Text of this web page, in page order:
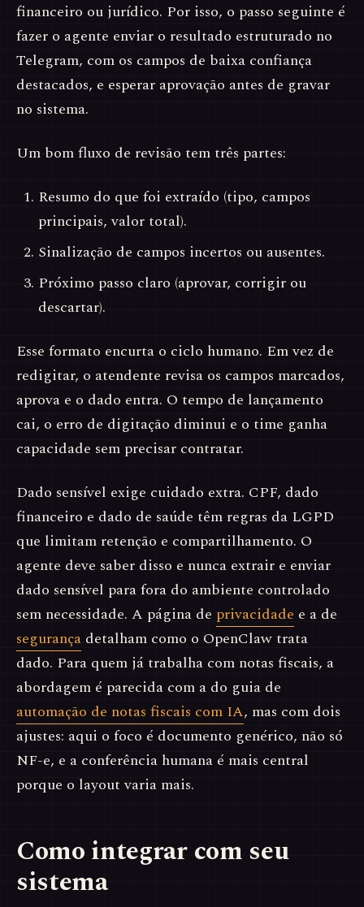
financeiro ou jurídico. Por isso, o passo seguinte é
fazer o agente enviar o resultado estruturado no
Telegram, com os campos de baixa confiança
destacados, e esperar aprovação antes de gravar
no sistema.
Um bom fluxo de revisão tem três partes:
Resumo do que foi extraído (tipo, campos
principais, valor total).
Sinalização de campos incertos ou ausentes.
Próximo passo claro (aprovar, corrigir ou
descartar).
Esse formato encurta o ciclo humano. Em vez de
redigitar, o atendente revisa os campos marcados,
aprova e o dado entra. O tempo de lançamento
cai, o erro de digitação diminui e o time ganha
capacidade sem precisar contratar.
Dado sensível exige cuidado extra. CPF, dado
financeiro e dado de saúde têm regras da LGPD
que limitam retenção e compartilhamento. O
agente deve saber disso e nunca extrair e enviar
dado sensível para fora do ambiente controlado
sem necessidade. A página de privacidade e a de
segurança detalham como o OpenClaw trata
dado. Para quem já trabalha com notas fiscais, a
abordagem é parecida com a do guia de
automação de notas fiscais com IA, mas com dois
ajustes: aqui o foco é documento genérico, não só
NF-e, e a conferência humana é mais central
porque o layout varia mais.
Como integrar com seu
sistema